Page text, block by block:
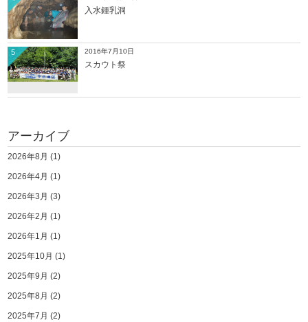
入水鍾乳洞
2016年7月10日
スカウト祭
5
アーカイブ
2026年8月 (1)
2026年4月 (1)
2026年3月 (3)
2026年2月 (1)
2026年1月 (1)
2025年10月 (1)
2025年9月 (2)
2025年8月 (2)
2025年7月 (2)